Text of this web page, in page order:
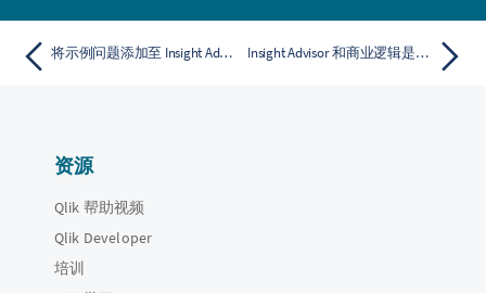
将示例问题添加至 Insight Advisor Insight Advisor 和商业逻辑是什么？
资源
Qlik 帮助视频
Qlik Developer
培训